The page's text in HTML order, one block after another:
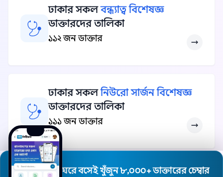
ঢাকার সকলবন্ধ্যাত্ব বিশেষজ্ঞ
ডাক্তারদের তালিকা
১১২ জন ডাক্তার
ঢাকার সকলনিউরো সার্জন বিশেষজ্ঞ
ডাক্তারদের তালিকা
১১১ জন ডাক্তার
ঘরে বসেই খুঁজুন ৮,০০০+ ডাক্তারের চেম্বার